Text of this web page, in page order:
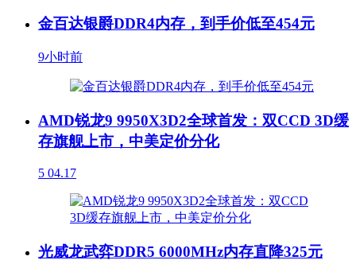
金百达银爵DDR4内存，到手价低至454元
9小时前
AMD锐龙9 9950X3D2全球首发：双CCD 3D缓
存旗舰上市，中美定价分化
5 04.17
光威龙武弈DDR5 6000MHz内存直降325元